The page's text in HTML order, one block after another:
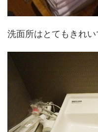
洗面所はとてもきれい